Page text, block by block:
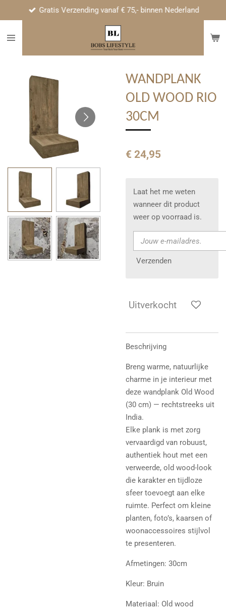
naar
Gratis Verzending vanaf € 75,- binnen Nederland
WANDPLANK
OLD WOOD RIO
30CM
€ 24,95
Laat het me weten
wanneer dit product
weer op voorraad is.
Verzenden
Uitverkocht
Beschrijving
Breng warme, natuurlijke
charme in je interieur met
deze wandplank Old Wood
(30 cm) — rechtstreeks uit
India.
Elke plank is met zorg
vervaardigd van robuust,
authentiek hout met een
verweerde, old wood-look
die karakter en tijdloze
sfeer toevoegt aan elke
ruimte. Perfect om kleine
planten, foto’s, kaarsen of
woonaccessoires stijlvol
te presenteren.
Afmetingen: 30cm
Kleur: Bruin
Materiaal: Old wood